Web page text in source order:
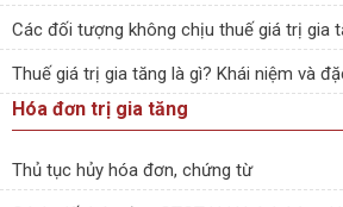
Các đối tượng không chịu thuế giá trị gia
Thuế giá trị gia tăng là gì? Khái niệm và
Hóa đơn trị gia tăng
Thủ tục hủy hóa đơn, chứng từ